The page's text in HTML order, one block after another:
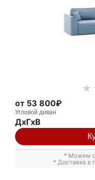
от 53 800₽
Угловой диван
ДxГxВ
* Можем
* Доставка в